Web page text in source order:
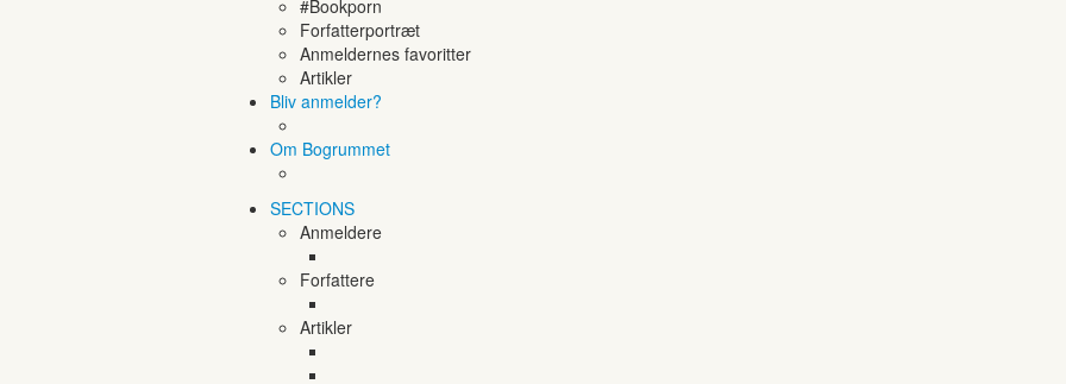
#Bookporn
Forfatterportræt
Anmeldernes favoritter
Artikler
Bliv anmelder?
Om Bogrummet
SECTIONS
Anmeldere
Forfattere
Artikler